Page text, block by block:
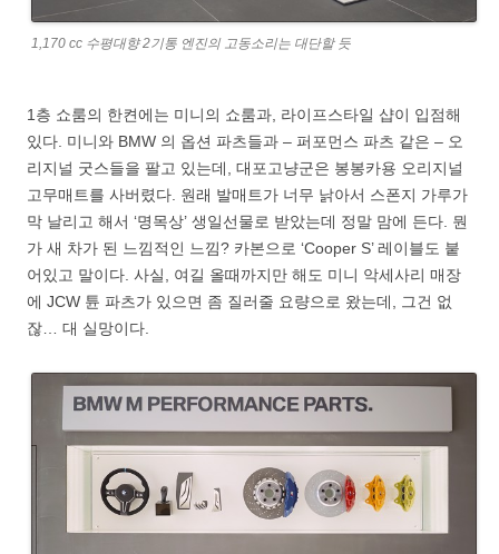
1,170 cc 수평대향 2기통 엔진의 고동소리는 대단할 듯
1층 쇼룸의 한켠에는 미니의 쇼룸과, 라이프스타일 샵이 입점해
있다. 미니와 BMW 의 옵션 파츠들과 – 퍼포먼스 파츠 같은 – 오
리지널 굿스들을 팔고 있는데, 대포고냥군은 봉봉카용 오리지널
고무매트를 사버렸다. 원래 발매트가 너무 낡아서 스폰지 가루가
막 날리고 해서 ‘명목상’ 생일선물로 받았는데 정말 맘에 든다. 뭔
가 새 차가 된 느낌적인 느낌? 카본으로 ‘Cooper S’ 레이블도 붙
어있고 말이다. 사실, 여길 올때까지만 해도 미니 악세사리 매장
에 JCW 튠 파츠가 있으면 좀 질러줄 요량으로 왔는데, 그건 없
잖… 대 실망이다.